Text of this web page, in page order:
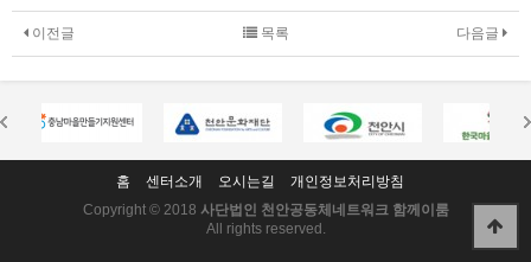
이전글 다음글
목록
홈 센터소개 오시는길
개인정보처리방침
Copyright © 2018 사단법인 천안공동체네트워크 함께이룸
All rights reserved.